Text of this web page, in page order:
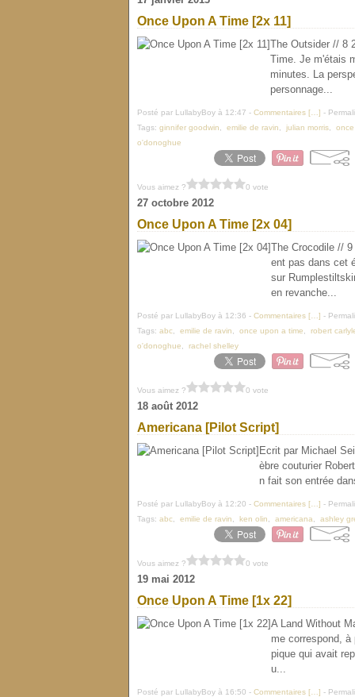
Once Upon A Time [2x 11]
The Outsider // 8
Time. Je m'étais
minutes. La
personnage...
Posté par LullabyBoy à 12:47 - Commentaires [ ] -
Tags: ginnifer goodwin emilie de ravin julian morris
o'donoghue
Vous aimez ? 0 vote
27 octobre 2012
Once Upon A Time [2x 04]
The Crocodile //
ent pas dans cet
sur
en revanche...
Posté par LullabyBoy à 12:36 - Commentaires [ ] -
Tags: abc emilie de ravin once upon a time robert
o'donoghue
rachel shelley
Vous aimez ? 0 vote
18 août 2012
Americana [Pilot Script]
Ecrit par Michael
èbre couturier
n fait son entrée
Posté par LullabyBoy à 12:20 - Commentaires [ ] -
Tags: abc emilie de ravin ken olin americana ashley
Vous aimez ? 0 vote
19 mai 2012
Once Upon A Time [1x 22]
A Land Without
me correspond,
pique qui avait
u...
Posté par LullabyBoy à 16:50 - Commentaires [ ] -